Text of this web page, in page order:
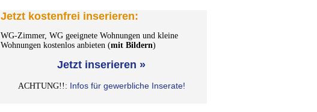
Jetzt kostenfrei inserieren:
WG-Zimmer, WG geeignete Wohnungen und kleine
Wohnungen kostenlos anbieten (mit Bildern)
Jetzt inserieren »
ACHTUNG!!: Infos für gewerbliche Inserate!